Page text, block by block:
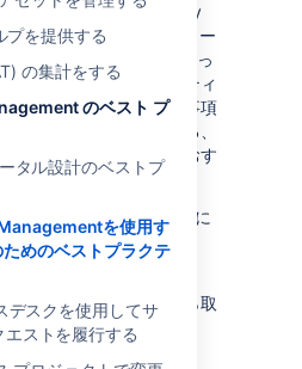
プを提供する
の集計をする
のベスト プ
タル設計のベストプ
を使用す
ためのベストプラクテ
デスクを使用してサ
エストを履行する
Infrastructure Library
ビス管理) のフレームワー
項は過去 20 年間にわたっ
ます。これらのプラクティ
かります。ITIL の推奨事項
での導入方法を習得する、
受講も検討することをおす
な情報やその他のガイドに
、 当社の ITSM リソー
。
に不可欠なプロセスから取
します。Jira Service
ービス管理プロジェクト